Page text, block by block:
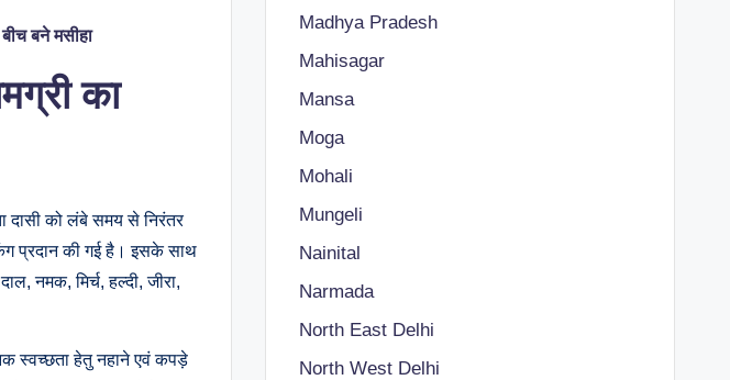
बने मसीहा
का
दासी को लंबे समय से निरंतर
प्रदान की गई है। इसके साथ
नमक, मिर्च, हल्दी, जीरा,
स्वच्छता हेतु नहाने एवं कपड़े
Madhya Pradesh
Mahisagar
Mansa
Moga
Mohali
Mungeli
Nainital
Narmada
North East Delhi
North West Delhi